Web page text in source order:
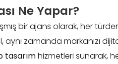
Ne Yapar?
bir ajans olarak, her
zamanda markanızı
tasarımhizmetleri sunarak,